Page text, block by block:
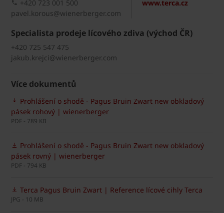
www.terca.cz
+420 723 001 500
pavel.korous@wienerberger.com
Specialista prodeje lícového zdiva (východ ČR)
+420 725 547 475
jakub.krejci@wienerberger.com
Více dokumentů
Prohlášení o shodě - Pagus Bruin Zwart new obkladový
pásek rohový | wienerberger
PDF - 789 KB
Prohlášení o shodě - Pagus Bruin Zwart new obkladový
pásek rovný | wienerberger
PDF - 794 KB
Terca Pagus Bruin Zwart | Reference lícové cihly Terca
JPG - 10 MB